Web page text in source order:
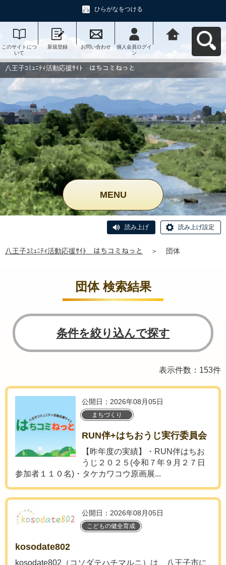
ひらがなをつける
このサイトにつ
いて
新規登録 お問い合わせ
個人会員ログイ
ン
動応援ｻｲﾄ はち
コミねっとへ戻
八王子ｺﾐｭﾆﾃｨ活動応援ｻｲﾄ はちコミねっと
MENU
読み上げ 読み上げ設定
八王子ｺﾐｭﾆﾃｨ活動応援ｻｲﾄ はちコミねっと ＞ 団体
団体 検索結果
条件を絞り込んで探す
表示件数：153件
公開日：2026年08月05日
まちづくり
RUN伴+はちおうじ実行委員会
【昨年度の実績】・RUN伴はちお
うじ２０２５(令和７年９月２７日
参加者１１０名)・タケカワコウ原画展...
公開日：2026年08月05日
こどもの健全育成
kosodate802
kosodate802（コソダテハチマルニ）は、八王子市に